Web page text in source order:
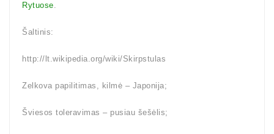
Rytuose.
Šaltinis:
http://lt.wikipedia.org/wiki/Skirpstulas
Zelkova papilitimas, kilmė – Japonija;
Šviesos toleravimas – pusiau šešėlis;